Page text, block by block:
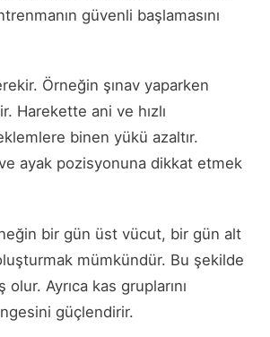
güvenli başlamasını
Örneğin şınav yaparken
Harekette ani ve hızlı
binen yükü azaltır.
ayak pozisyonuna dikkat etmek
bir gün üst vücut, bir gün alt
mümkündür. Bu şekilde
Ayrıca kas gruplarını
güçlendirir.